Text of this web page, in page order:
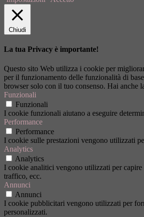
Chiudi
La tua Privacy è importante!
Questo sito Web utilizza i cookie per
per il funzionamento delle funzionalità di
browser solo con il tuo consenso. Hai anche
Funzionali
Funzionali
I cookie funzionali aiutano a eseguire
Performance
Performance
I cookie sulle prestazioni vengono utilizzati
Analytics
Analytics
I cookie analitici vengono utilizzati per
traffico, ecc.
Annunci
Annunci
I cookie pubblicitari vengono utilizzati per
personalizzati.